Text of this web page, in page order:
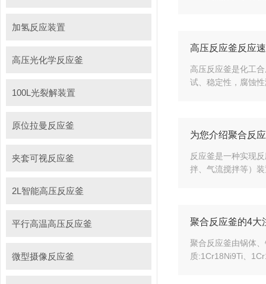
加氢反应装置
高压光化学反应釜
100L光裂解装置
原位拉曼反应釜
夹套可视反应釜
2L智能高压反应釜
平行高温高压反应釜
微型摄像反应釜
高压反应釜反应
高压反应釜是化工
试、稳定性，腐蚀
为您介绍聚合反
反应釜是一种实现
拌、气流搅拌等）
聚合反应釜的4大
聚合反应釜由锅体
质:1Cr18Ni9Ti、